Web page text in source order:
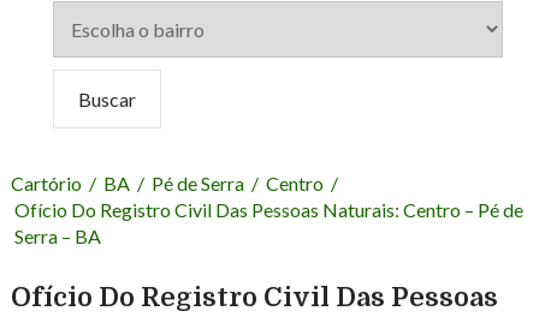
Cartório / BA / Pé de Serra / Centro /
Ofício Do Registro Civil Das Pessoas Naturais: Centro – Pé de
Serra – BA
Ofício Do Registro Civil Das Pessoas